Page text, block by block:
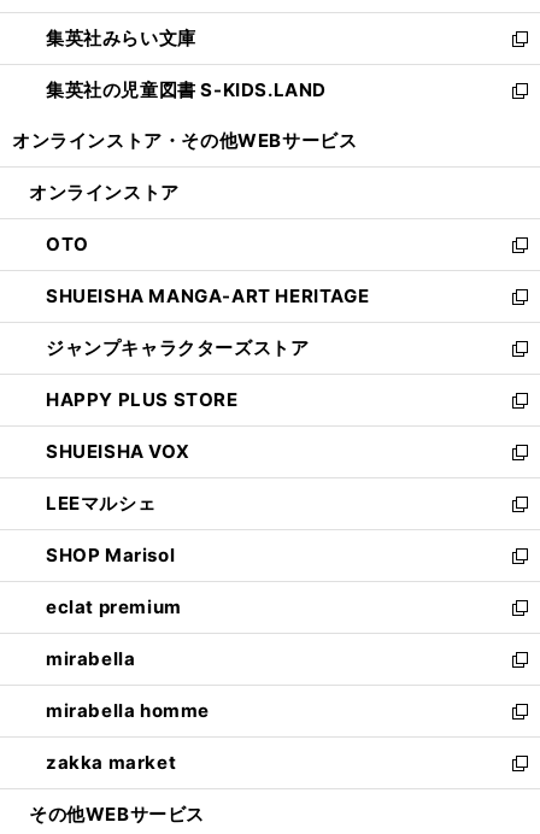
開
く
ウ
で
開
く
ン
ド
ウ
で
ウ
ィ
ン
ド
開
集英社みらい文庫
新
し
い
ン
ウ
で
開
く
集英社の児童図書 S-KIDS.LAND
新
ウ
ン
ド
ウ
で
開
く
オンラインストア・ その他WEBサービス
オンラインストア
OTO
新
し
い
ウ
ィ
ン
ド
ウ
で
開
く
SHUEISHA MANGA-ART HERITAGE
新
し
い
ウ
ィ
ン
ド
ウ
で
開
く
ジャンプキャラクターズストア
新
し
い
ウ
ィ
ン
ド
ウ
で
開
く
HAPPY PLUS STORE
新
し
い
ウ
ィ
ン
ド
ウ
で
開
く
SHUEISHA VOX
新
し
い
ウ
ィ
ン
ド
ウ
で
開
く
LEEマルシェ
新
し
い
ウ
ィ
ン
ド
ウ
で
開
く
SHOP Marisol
新
し
い
ウ
ィ
ン
ド
ウ
で
開
eclat premium
新
し
い
ウ
ィ
ン
ド
ウ
mirabella
新
し
い
ウ
ィ
ン
mirabella homme
新
し
い
ウ
zakka market
新
し
その他WEBサービス